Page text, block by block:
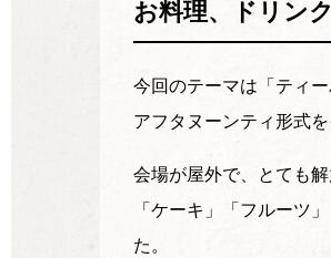
お料理、ドリン
今回のテーマは「ティー
アフタヌーンティ形式
会場が屋外で、とても
「ケーキ」「フルーツ
た。